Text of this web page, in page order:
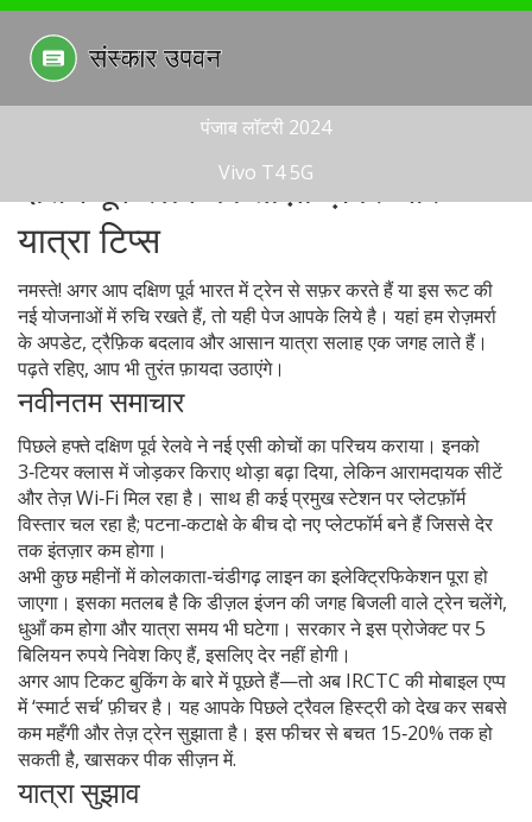
पंजाब लॉटरी 2024
Vivo T4 5G
दक्षिण पूर्व रेलवे की ताज़ा ख़बरें और
यात्रा टिप्स
नमस्ते! अगर आप दक्षिण पूर्व भारत में ट्रेन से सफ़र करते हैं या इस रूट की
नई योजनाओं में रुचि रखते हैं, तो यही पेज आपके लिये है। यहां हम रोज़मर्रा
के अपडेट, ट्रैफ़िक बदलाव और आसान यात्रा सलाह एक जगह लाते हैं।
पढ़ते रहिए, आप भी तुरंत फ़ायदा उठाएंगे।
नवीनतम समाचार
पिछले हफ्ते दक्षिण पूर्व रेलवे ने नई एसी कोचों का परिचय कराया। इनको
3‑टियर क्लास में जोड़कर किराए थोड़ा बढ़ा दिया, लेकिन आरामदायक सीटें
और तेज़ Wi‑Fi मिल रहा है। साथ ही कई प्रमुख स्टेशन पर प्लेटफ़ॉर्म
विस्तार चल रहा है; पटना‑कटाक्षे के बीच दो नए प्लेटफॉर्म बने हैं जिससे देर
तक इंतज़ार कम होगा।
अभी कुछ महीनों में कोलकाता‑चंडीगढ़ लाइन का इलेक्ट्रिफिकेशन पूरा हो
जाएगा। इसका मतलब है कि डीज़ल इंजन की जगह बिजली वाले ट्रेन चलेंगे,
धुआँ कम होगा और यात्रा समय भी घटेगा। सरकार ने इस प्रोजेक्ट पर 5
बिलियन रुपये निवेश किए हैं, इसलिए देर नहीं होगी।
अगर आप टिकट बुकिंग के बारे में पूछते हैं—तो अब IRCTC की मोबाइल एप्प
में ‘स्मार्ट सर्च’ फ़ीचर है। यह आपके पिछले ट्रैवल हिस्ट्री को देख कर सबसे
कम महँगी और तेज़ ट्रेन सुझाता है। इस फीचर से बचत 15‑20% तक हो
सकती है, खासकर पीक सीज़न में.
यात्रा सुझाव